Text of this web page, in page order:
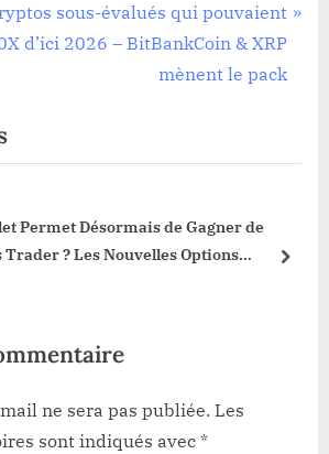
sous-évalués qui pouvaient
d’ici 2026 – BitBankCoin & XRP
mènent le pack
Permet Désormais de Gagner de
Trader ? Les Nouvelles Options
next
ne sera pas publiée. Les
sont indiqués avec *